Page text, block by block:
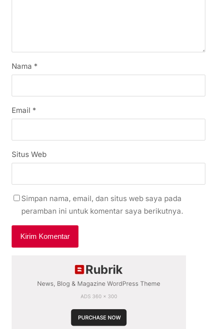
Nama *
Email *
Situs Web
Simpan nama, email, dan situs web saya pada
peramban ini untuk komentar saya berikutnya.